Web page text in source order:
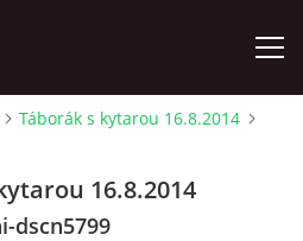
Táborák s kytarou 16.8.2014
16.8.2014
dscn5799